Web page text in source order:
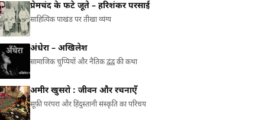
प्रेमचंद के फटे जूते – हरिशंकर परसाई
साहित्यिक पाखंड पर तीखा व्यंग्य
अंधेरा – अखिलेश
सामाजिक चुप्पियों और नैतिक द्वंद्व की कथा
अमीर खुसरो : जीवन और रचनाएँ
सूफ़ी परंपरा और हिंदुस्तानी संस्कृति का परिचय